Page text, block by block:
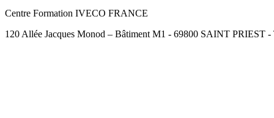
Centre Formation IVECO FRANCE
120 Allée Jacques Monod – Bâtiment M1 - 69800 SAINT PRIEST